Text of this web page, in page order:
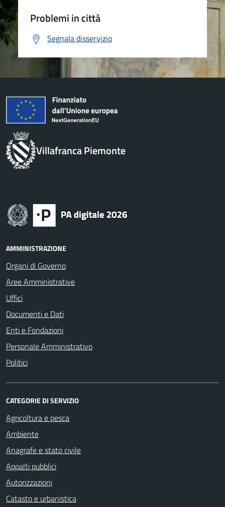
Problemi in città
Segnala disservizio
Villafranca Piemonte
AMMINISTRAZIONE
Organi di Governo
Aree Amministrative
Uffici
Documenti e Dati
Enti e Fondazioni
Personale Amministrativo
Politici
CATEGORIE DI SERVIZIO
Agricoltura e pesca
Ambiente
Anagrafe e stato civile
Appalti pubblici
Autorizzazioni
Catasto e urbanistica